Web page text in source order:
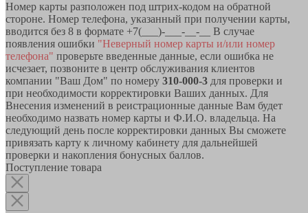
Номер карты разположен под штрих-кодом на обратной
стороне. Номер телефона, указанный при получении карты,
вводится без 8 в формате +7(___)-___-__-__ В случае
появления ошибки "Неверный номер карты и/или номер
телефона" проверьте введенные данные, если ошибка не
исчезает, позвоните в центр обслуживания клиентов
компании "Ваш Дом" по номеру 310-000-3 для проверки и
при необходимости корректировки Ваших данных. Для
Внесения изменений в реистрационные данные Вам будет
необходимо назвать номер карты и Ф.И.О. владельца. На
следующий день после корректировки данных Вы сможете
привязать карту к личному кабинету для дальнейшей
проверки и накопления бонусных баллов.
Поступление товара